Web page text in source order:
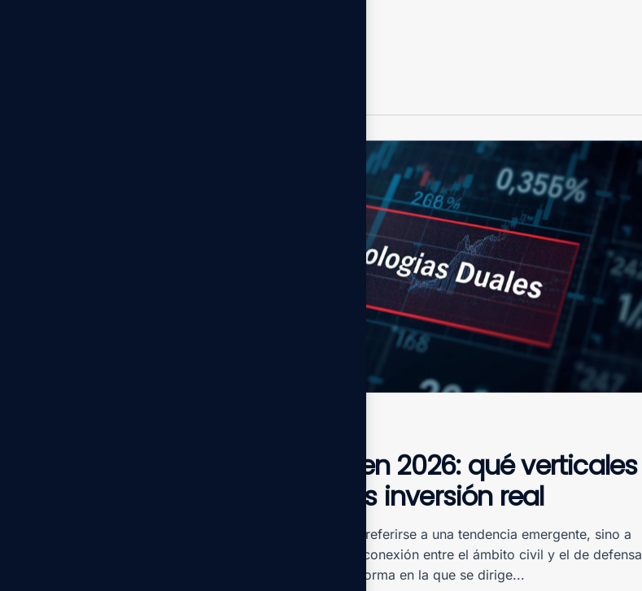
Tecnologías duales en 2026: qué verticales
están captando más inversión real
Hablar hoy de tecnologías duales no es referirse a una tendencia emergente, sino a
un cambio ya consolidado. En 2026, la conexión entre el ámbito civil y el de defensa
ha transformado considerablemente la forma en la que se dirige...